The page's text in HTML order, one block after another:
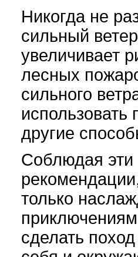
Никогда не
сильный
увеличивает
лесных
сильного
другие
Соблюдая эти
только
сделать